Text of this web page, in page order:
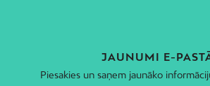
JAUNUMI E-
Piesakies un saņem jaunāko